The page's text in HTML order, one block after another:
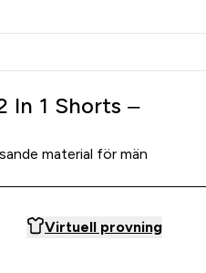
In 1 Shorts –
material för män
Virtuell provning